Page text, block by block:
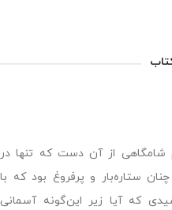
شامگاهی از آن دست که تنها در
ستاره‌بار و پرفروغ بود که با
که آیا زیر این‌گونه آسمانی